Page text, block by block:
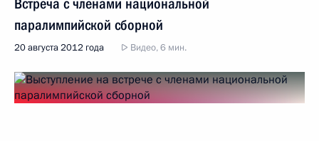
Встреча с членами национальной
паралимпийской сборной
20 августа 2012 года Видео, 6 мин.